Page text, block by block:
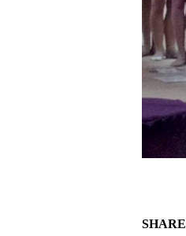
SHARE